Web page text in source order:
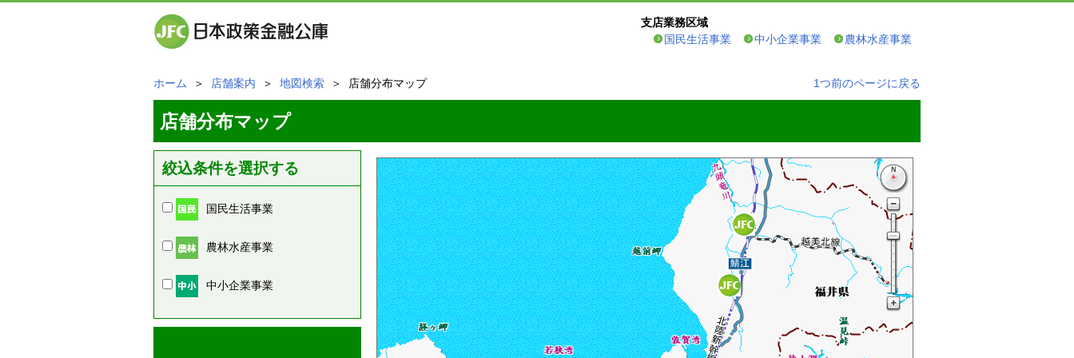
支店業務区域
国民生活事業
中小企業事業 農林水産事業
ホーム ＞ 店舗案内 ＞ 地図検索 ＞ 店舗分布マップ 1つ前のページに戻る
店舗分布マップ
絞込条件を選択する
国民生活事業
農林水産事業
中小企業事業